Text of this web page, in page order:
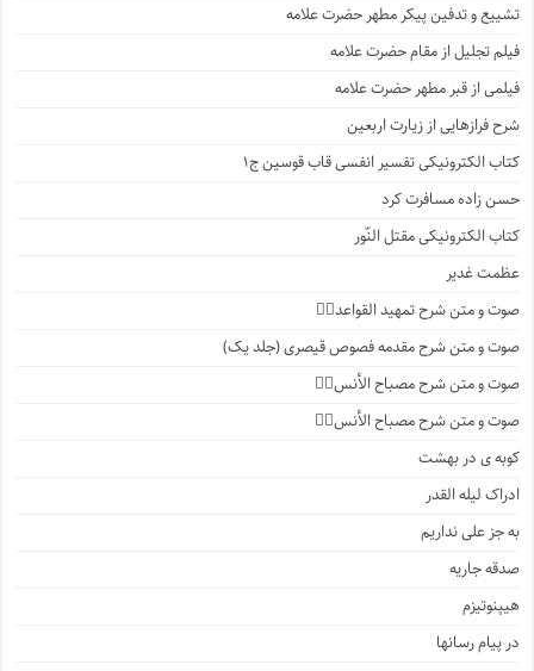
تشییع و تدفین پیکر مطهر حضرت علامه
فیلم تجلیل از مقام حضرت علامه
فیلمی از قبر مطهر حضرت علامه
شرح فرازهایی از زیارت اربعین
کتاب الکترونیکی تفسیر انفسی قاب قوسین ج۱
حسن زاده مسافرت کرد
کتاب الکترونیکی مقتل النّور
عظمت غدیر
صوت و متن شرح تمهید القواعد۱️⃣
صوت و متن شرح مقدمه فصوص قیصری (جلد یک)
صوت و متن شرح مصباح الأنس۷️⃣
صوت و متن شرح مصباح الأنس۶️⃣
کوبه ی در بهشت
ادراک لیله القدر
به جز علی نداریم
صدقه جاریه
هیپنوتیزم
در پیام رسانها